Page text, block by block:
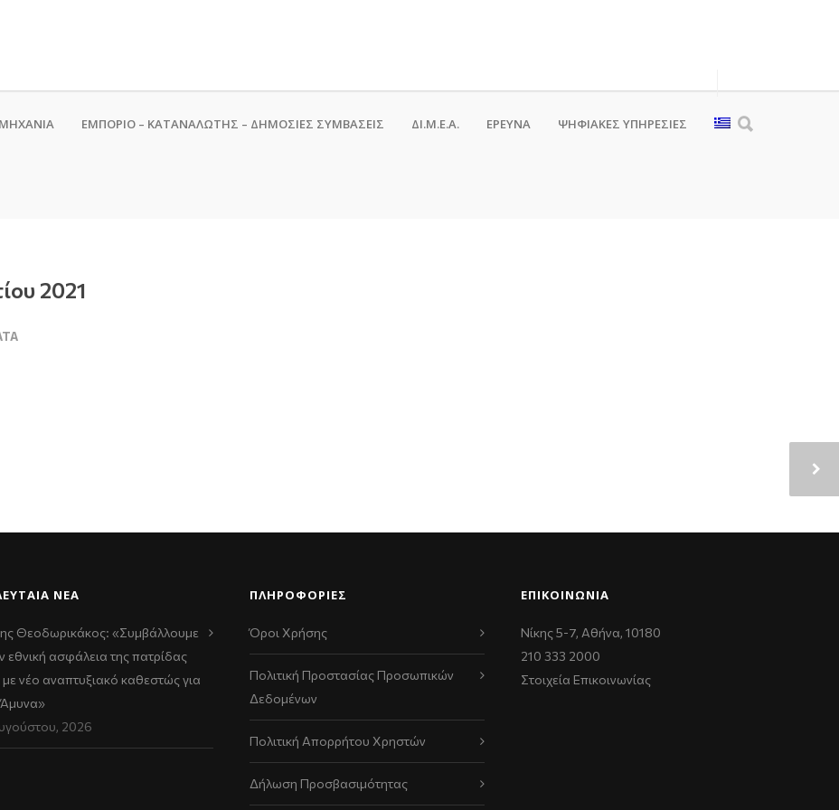
ΕΜΠΟΡΙΟ – ΚΑΤΑΝΑΛΩΤΗΣ – ΔΗΜΟΣΙΕΣ ΣΥΜΒΑΣΕΙΣ ΔΙ.Μ.Ε.Α. ΕΡΕΥΝΑ ΨΗΦΙΑΚΈΣ ΥΠΗΡΕΣΊΕΣ
2021
ΝΈΑ
Θεοδωρικάκος: «Συμβάλλουμε
εθνική ασφάλεια της πατρίδας
με νέο αναπτυξιακό καθεστώς για
Άμυνα»
2026
ΠΛΗΡΟΦΟΡΙΕΣ
Όροι Χρήσης
Πολιτική Προστασίας Προσωπικών
Δεδομένων
Πολιτική Απορρήτου Χρηστών
Δήλωση Προσβασιμότητας
ΕΠΙΚΟΙΝΩΝΊΑ
Νίκης 5-7, Αθήνα, 10180
210 333 2000
Στοιχεία Επικοινωνίας